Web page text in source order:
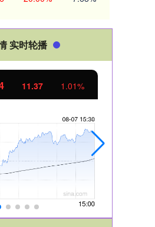
实时轮播
11.37 1.01%